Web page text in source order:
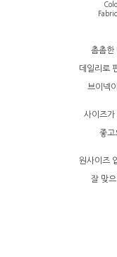
촘촘한
데일리로
브이넥
사이즈가
좋고
원사이즈
잘 맞